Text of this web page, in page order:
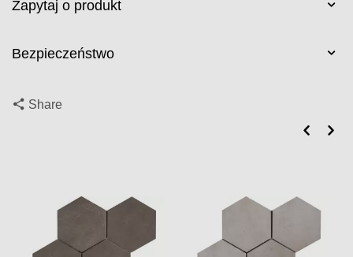
Zapytaj o produkt
Bezpieczeństwo
Share